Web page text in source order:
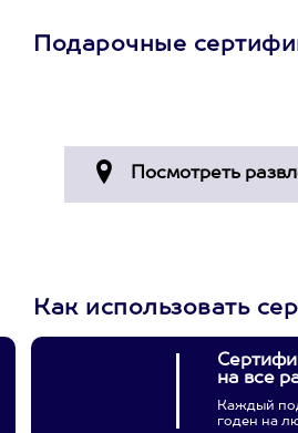
Подарочные
Как использовать
на все
Каждый
годен на